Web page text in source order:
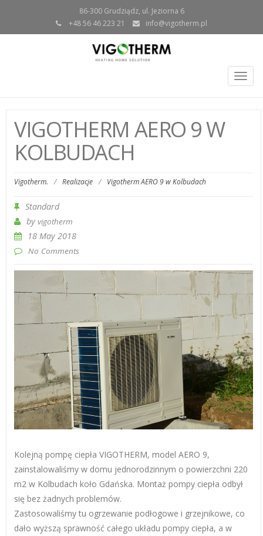
86-300 Grudziądz, ul. Jeziorna 6
+48 56 46 223 21
info@vigotherm.pl
VIGOTHERM AERO 9 W
KOLBUDACH
Vigotherm. / Realizacje / Vigotherm AERO 9 w Kolbudach
Standard
by vigotherm
18 May 2018
No Comments
Kolejną pompę ciepła VIGOTHERM, model AERO 9,
zainstalowaliśmy w domu jednorodzinnym o powierzchni 220
m2 w Kolbudach koło Gdańska. Montaż pompy ciepła odbył
się bez żadnych problemów.
Zastosowaliśmy tu ogrzewanie podłogowe i grzejnikowe, co
dało wyższą sprawność całego układu pompy ciepła, a w